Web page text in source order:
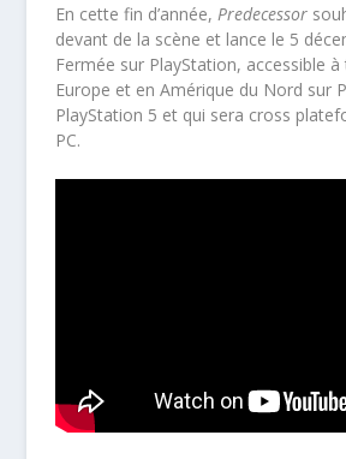
En cette fin d’année,Predecessor
devant de la scène et lance le 5
Fermée sur PlayStation, accessible
Europe et en Amérique du Nord sur
PlayStation 5 et qui sera cross
PC.